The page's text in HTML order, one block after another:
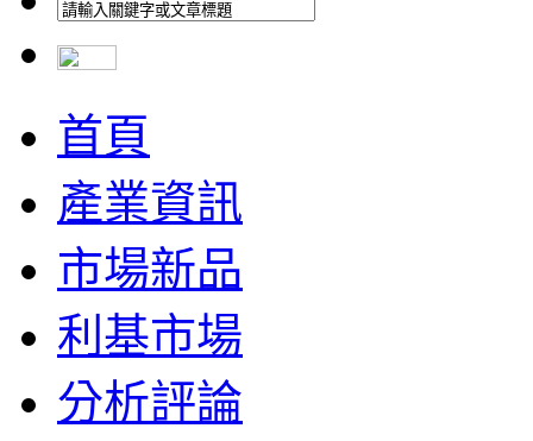
首頁
產業資訊
市場新品
利基市場
分析評論